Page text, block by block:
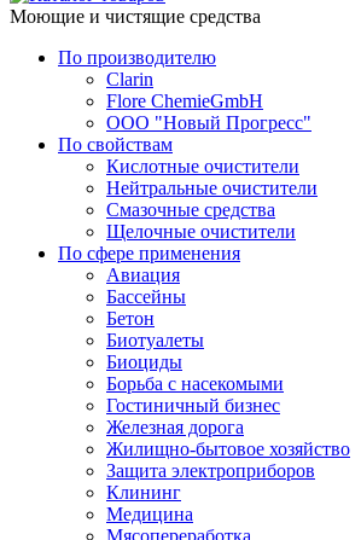
Моющие и чистящие средства
По производителю
Clarin
Flore ChemieGmbH
ООО "Новый Прогресс"
По свойствам
Кислотные очистители
Нейтральные очистители
Смазочные средства
Щелочные очистители
По сфере применения
Авиация
Бассейны
Бетон
Биотуалеты
Биоциды
Борьба с насекомыми
Гостиничный бизнес
Железная дорога
Жилищно-бытовое хозяйство
Защита электроприборов
Клининг
Медицина
Мясопереработка